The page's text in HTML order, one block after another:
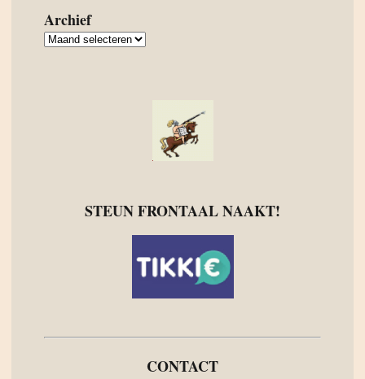
Archief
Archief
STEUN FRONTAAL NAAKT!
CONTACT